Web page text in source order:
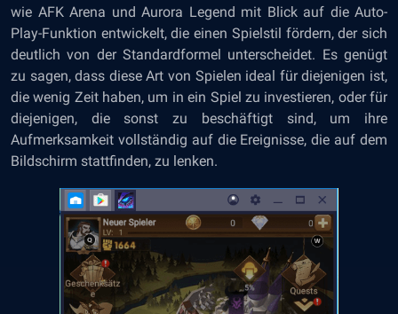
wie AFK Arena und Aurora Legend mit Blick auf die Auto-
Play-Funktion entwickelt, die einen Spielstil fördern, der sich
deutlich von der Standardformel unterscheidet. Es genügt
zu sagen, dass diese Art von Spielen ideal für diejenigen ist,
die wenig Zeit haben, um in ein Spiel zu investieren, oder für
diejenigen, die sonst zu beschäftigt sind, um ihre
Aufmerksamkeit vollständig auf die Ereignisse, die auf dem
Bildschirm stattfinden, zu lenken.